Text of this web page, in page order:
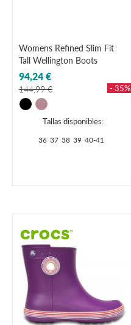
Womens Refined Slim Fit
Tall Wellington Boots
94,24 €
144,99 € - 35%
Tallas disponibles:
36 37 38 39 40-41